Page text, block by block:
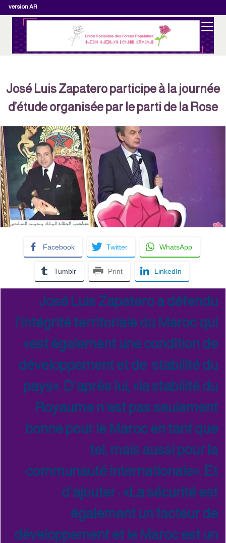
version AR
José Luis Zapatero participe à la journée
d’étude organisée par le parti de la Rose
Facebook Twitter WhatsApp
Tumblr Print LinkedIn
José Luis Zapatero a défendu
l’intégrité territoriale du Maroc qui
«est également une condition de
développement et de stabilité du
pays». D’après lui, «la stabilité du
Royaume n’est pas seulement
bonne pour le Maroc en tant que
tel, mais aussi pour la
communauté internationale». Et
d’ajouter : «La sécurité est
également un facteur de
développement et le Maroc est un